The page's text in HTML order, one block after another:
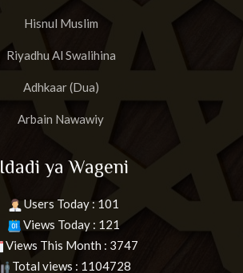
Hisnul Muslim
Riyadhu Al Swalihina
Adhkaar (Dua)
Arbain Nawawiy
Idadi ya Wageni
Users Today : 101
Views Today : 121
Views This Month : 3747
Total views : 1104728